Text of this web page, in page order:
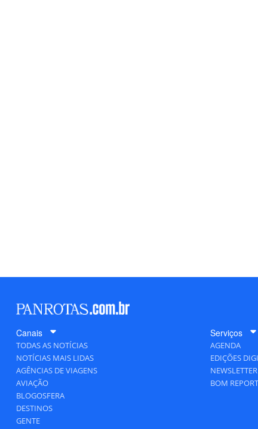
Canais
TODAS AS NOTÍCIAS
NOTÍCIAS MAIS LIDAS
AGÊNCIAS DE VIAGENS
AVIAÇÃO
BLOGOSFERA
DESTINOS
GENTE
Serviços
AGENDA
EDIÇÕES
NEWSLETTER
BOM REPORT